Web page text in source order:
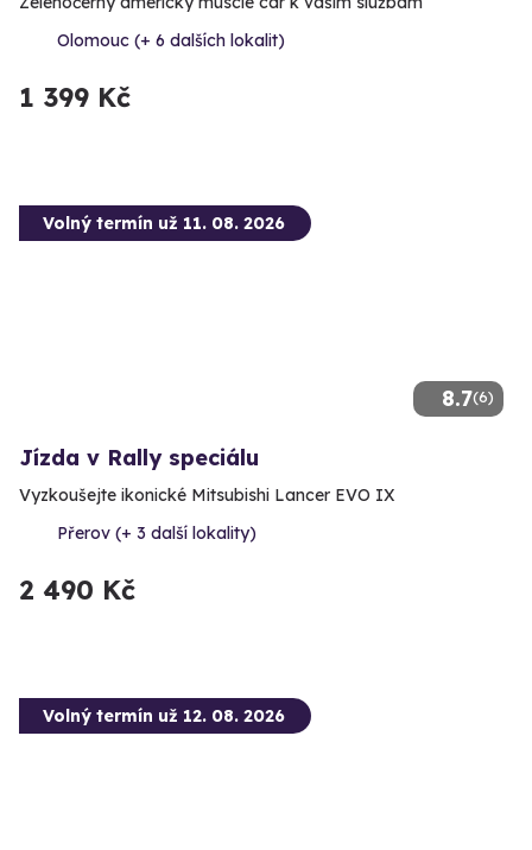
Olomouc (+ 6 dalších lokalit)
1 399 Kč
8.7(6)
Volný termín už 11. 08. 2026
Jízda v Rally speciálu
Vyzkoušejte ikonické Mitsubishi Lancer EVO IX
Přerov (+ 3 další lokality)
2 490 Kč
Volný termín už 12. 08. 2026